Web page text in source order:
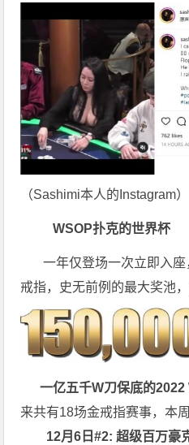
（Sashimi本人的Instagram）
WSOP扑克的世界杯
一年仅登场一次立即入座
戒指，史无前例的最大奖池
一亿五千W刀保底的2022
来共有18场金戒指赛事，本
12月6日#2: 超级百万豪